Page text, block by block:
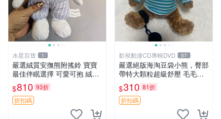
水星百貨 1
嚴選絨質安撫熊附搖鈴 寶寶
最佳伴眠選擇 可愛可抱 絨毛
玩具 安撫熊 嬰兒用
$810 93折
折扣碼
影視動漫CD專輯DVD 57
嚴選絕版海淘豆袋小熊，臀部
帶特大顆粒超級舒壓 毛毛摸
起來格外順滑適合收藏 100%
棉質 豆袋枕 豆袋、抱枕、小
熊
$310 81折
折扣碼